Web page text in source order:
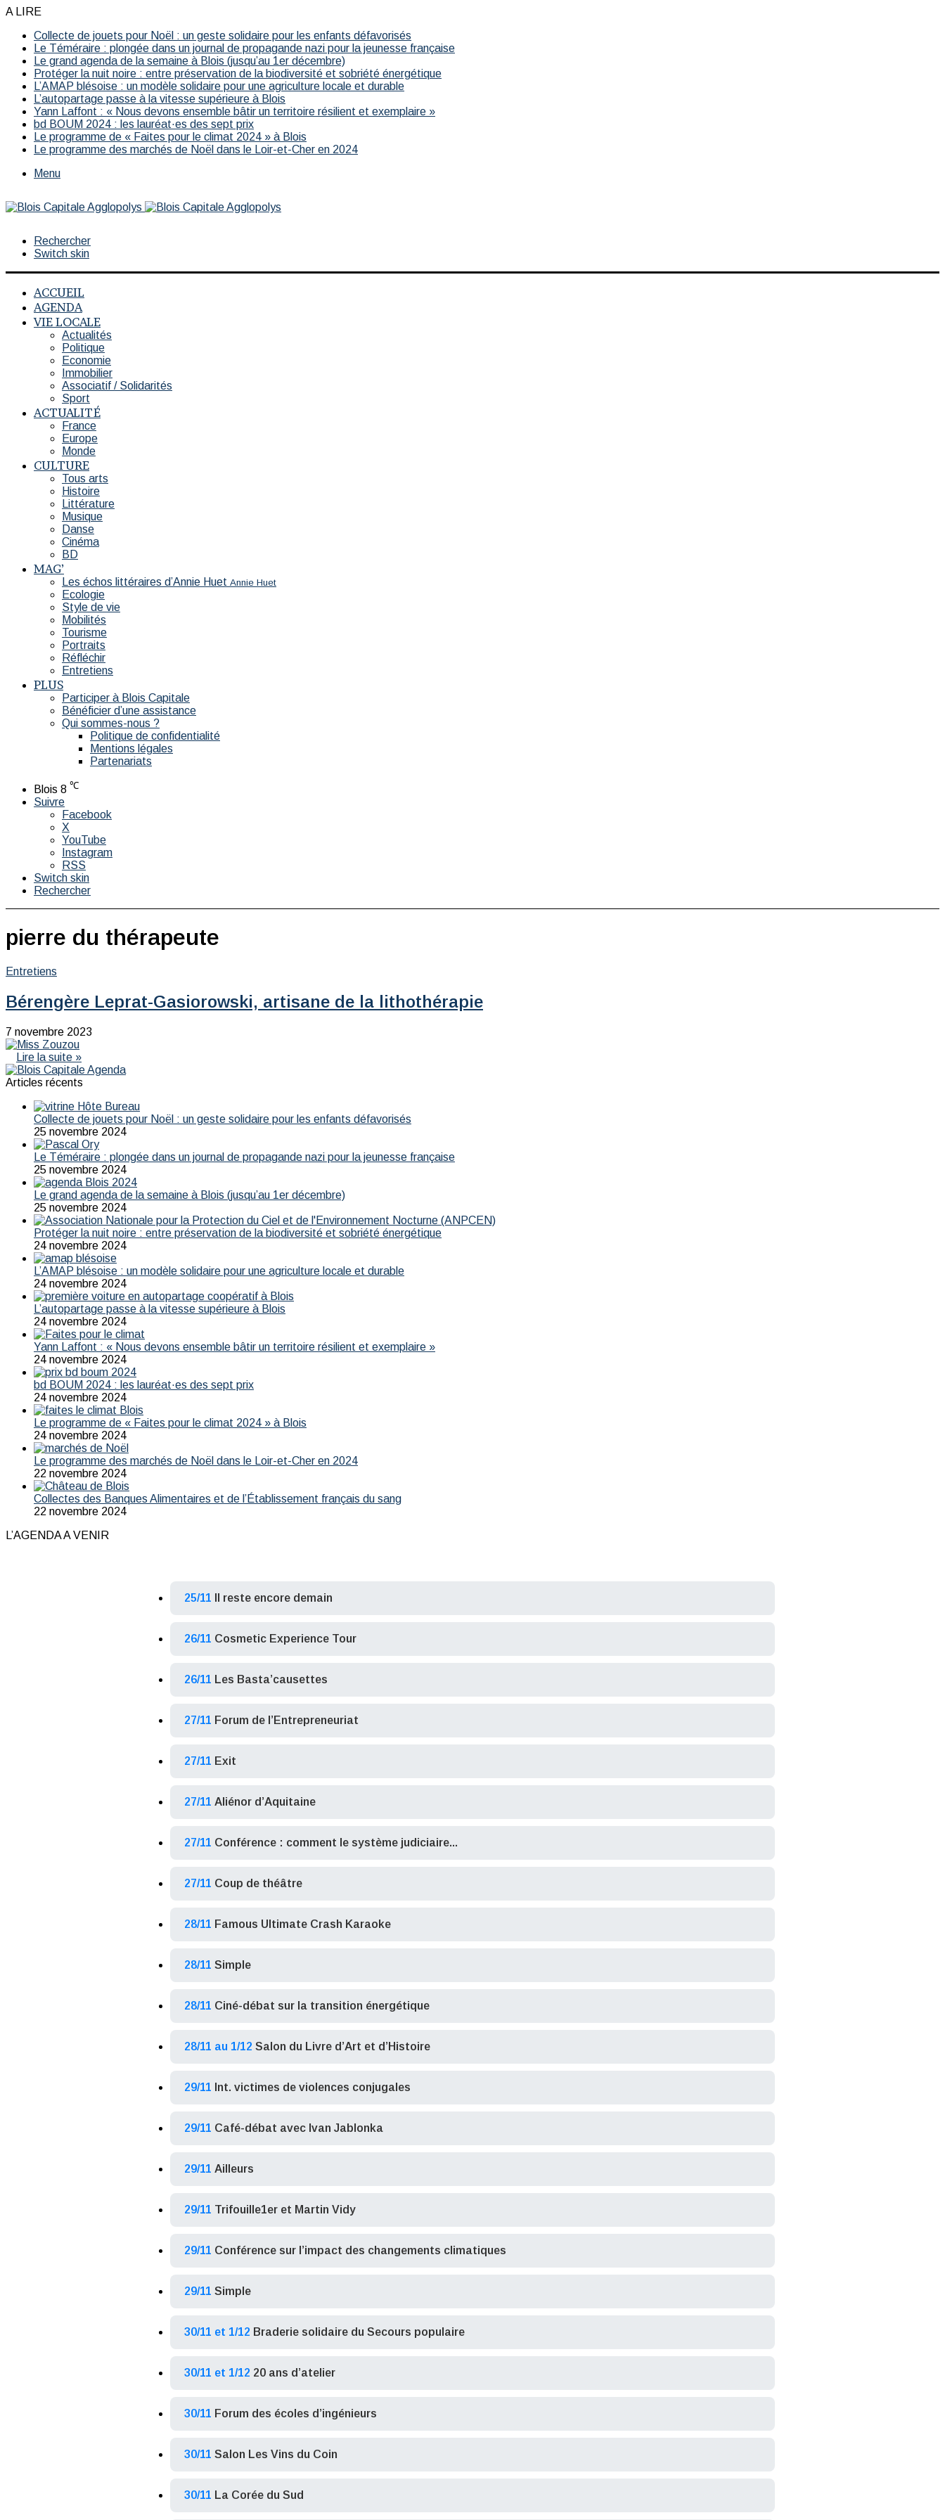
A LIRE
Collecte de jouets pour Noël : un geste solidaire pour les enfants défavorisés
Le Téméraire : plongée dans un journal de propagande nazi pour la jeunesse française
Le grand agenda de la semaine à Blois (jusqu’au 1er décembre)
Protéger la nuit noire : entre préservation de la biodiversité et sobriété énergétique
L’AMAP blésoise : un modèle solidaire pour une agriculture locale et durable
L’autopartage passe à la vitesse supérieure à Blois
Yann Laffont : « Nous devons ensemble bâtir un territoire résilient et exemplaire »
bd BOUM 2024 : les lauréat·es des sept prix
Le programme de « Faites pour le climat 2024 » à Blois
Le programme des marchés de Noël dans le Loir-et-Cher en 2024
Menu
Rechercher
Switch skin
ACCUEIL
AGENDA
VIE LOCALE
Actualités
Politique
Economie
Immobilier
Associatif / Solidarités
Sport
ACTUALITÉ
France
Europe
Monde
CULTURE
Tous arts
Histoire
Littérature
Musique
Danse
Cinéma
BD
MAG’
Les échos littéraires d’Annie Huet Annie Huet
Ecologie
Style de vie
Mobilités
Tourisme
Portraits
Réfléchir
Entretiens
PLUS
Participer à Blois Capitale
Bénéficier d’une assistance
Qui sommes-nous ?
Politique de confidentialité
Mentions légales
Partenariats
Blois 8 ℃
Suivre
Facebook
X
YouTube
Instagram
RSS
Switch skin
Rechercher
pierre du thérapeute
Entretiens
Bérengère Leprat-Gasiorowski, artisane de la lithothérapie
7 novembre 2023
Lire la suite »
Articles récents
Collecte de jouets pour Noël : un geste solidaire pour les enfants défavorisés
25 novembre 2024
Le Téméraire : plongée dans un journal de propagande nazi pour la jeunesse française
25 novembre 2024
Le grand agenda de la semaine à Blois (jusqu’au 1er décembre)
25 novembre 2024
Protéger la nuit noire : entre préservation de la biodiversité et sobriété énergétique
24 novembre 2024
L’AMAP blésoise : un modèle solidaire pour une agriculture locale et durable
24 novembre 2024
L’autopartage passe à la vitesse supérieure à Blois
24 novembre 2024
Yann Laffont : « Nous devons ensemble bâtir un territoire résilient et exemplaire »
24 novembre 2024
bd BOUM 2024 : les lauréat·es des sept prix
24 novembre 2024
Le programme de « Faites pour le climat 2024 » à Blois
24 novembre 2024
Le programme des marchés de Noël dans le Loir-et-Cher en 2024
22 novembre 2024
Collectes des Banques Alimentaires et de l’Établissement français du sang
22 novembre 2024
L’AGENDA A VENIR
25/11 Il reste encore demain
26/11 Cosmetic Experience Tour
26/11 Les Basta’causettes
27/11 Forum de l’Entrepreneuriat
27/11 Exit
27/11 Aliénor d’Aquitaine
27/11 Conférence : comment le système judiciaire...
27/11 Coup de théâtre
28/11 Famous Ultimate Crash Karaoke
28/11 Simple
28/11 Ciné-débat sur la transition énergétique
28/11 au 1/12 Salon du Livre d’Art et d’Histoire
29/11 Int. victimes de violences conjugales
29/11 Café-débat avec Ivan Jablonka
29/11 Ailleurs
29/11 Trifouille1er et Martin Vidy
29/11 Conférence sur l’impact des changements climatiques
29/11 Simple
30/11 et 1/12 Braderie solidaire du Secours populaire
30/11 et 1/12 20 ans d’atelier
30/11 Forum des écoles d’ingénieurs
30/11 Salon Les Vins du Coin
30/11 La Corée du Sud